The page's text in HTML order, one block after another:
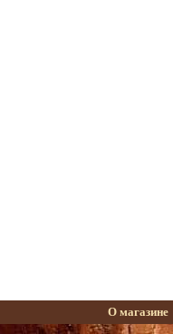
О магазине